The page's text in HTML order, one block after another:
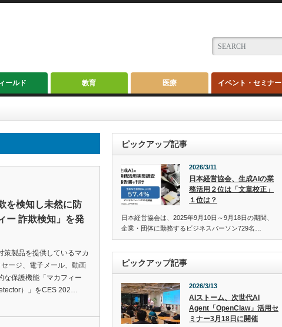
ールド 教育 医療 イベント・セミナー
を検知し未然に防
ー 詐欺検知」を発
策製品を提供しているマカ
ージ、電子メール、動画
な保護機能「マカフィー
）」をCES 202…
ピックアップ記事
2026/3/11
日本経営協会、生成AIの業
務活用２位は「文章校正」
１位は？
日本経営協会は、2025年9月10日～9月18日の期間、
企業・団体に勤務するビジネスパーソン729名…
ピックアップ記事
2026/3/13
AIストーム、次世代AI
Agent「OpenClaw」活用セ
ミナー3月18日に開催